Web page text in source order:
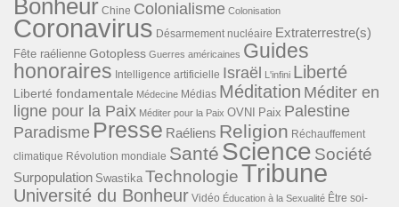
Bonheur Chine Colonialisme Colonisation
Coronavirus Désarmement nucléaire Extraterrestre(s)
Fête raélienne Gotopless Guerres américaines Guides
honoraires Intelligence artificielle Israël L'infini Liberté
Liberté fondamentale Médecine Médias Méditation Méditer en
ligne pour la Paix Méditer pour la Paix OVNI Paix Palestine
Paradisme Presse Raéliens Religion Réchauffement
climatique Révolution mondiale Santé Science Société
Surpopulation Swastika TechnologieTribune
Université du Bonheur Vidéo Éducation à la Sexualité Être soi-